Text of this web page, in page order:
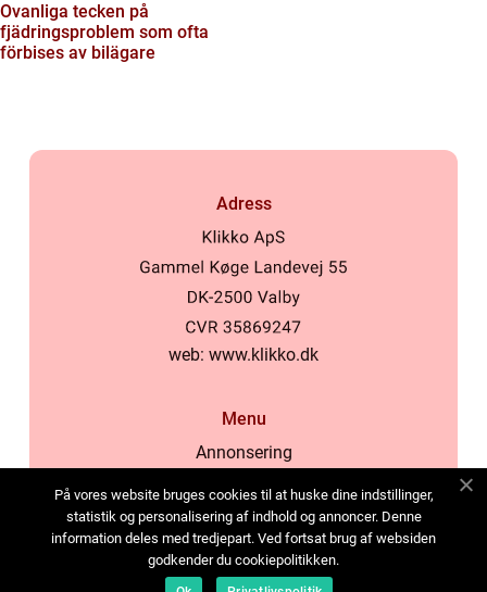
Ovanliga tecken på
fjädringsproblem som ofta
förbises av bilägare
Adress
web: www.klikko.dk
Menu
Annonsering
Cookies
Kontakta oss
Sitemap
På vores website bruges cookies til at huske dine indstillinger,
statistik og personalisering af indhold og annoncer. Denne
information deles med tredjepart. Ved fortsat brug af websiden
godkender du cookiepolitikken.